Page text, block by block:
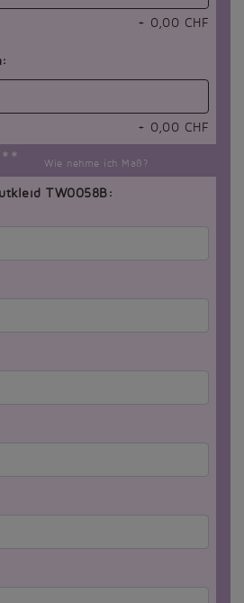
+ 0,00 CHF
+ 0,00 CHF
Wie nehme ich Maß?
TW0058B: